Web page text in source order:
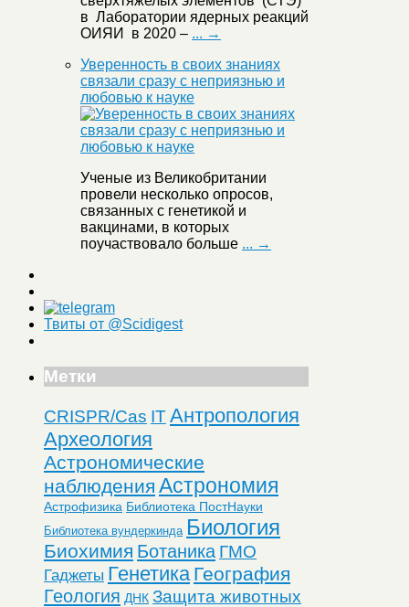
в Лаборатории ядерных реакций
ОИЯИ в 2020 – ... →
Уверенность в своих знаниях
связали сразу с неприязнью и
любовью к науке
Ученые из Великобритании
провели несколько опросов,
связанных с генетикой и
вакцинами, в которых
поучаствовало больше ... →
Твиты от @Scidigest
Метки
CRISPR/Cas ITАнтропология
Археология
Астрономические
наблюдения Астрономия
Астрофизика Библиотека ПостНауки
Библиотека вундеркинда Биология
Биохимия Ботаника ГМО
Гаджеты Генетика География
Геология ДНК Защита животных